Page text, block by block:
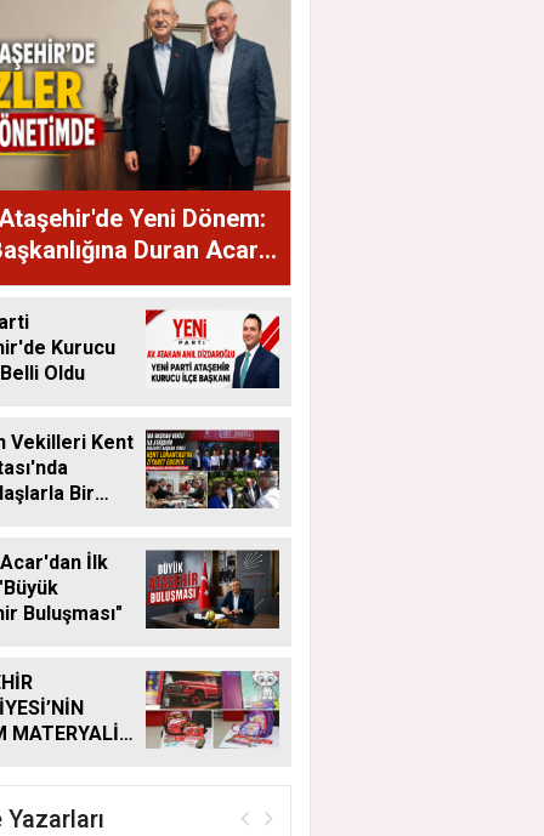
Yeni Dönem:
Duran Acar
Kurucu
Oldu
Vekilleri Kent
Bir
İlk
Buluşması"
MATERYALİ
DE
Yazarları